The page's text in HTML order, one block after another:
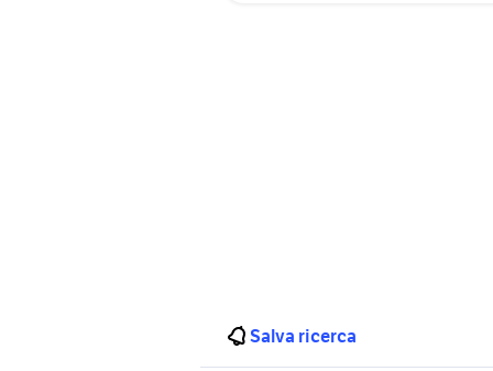
Salva ricerca